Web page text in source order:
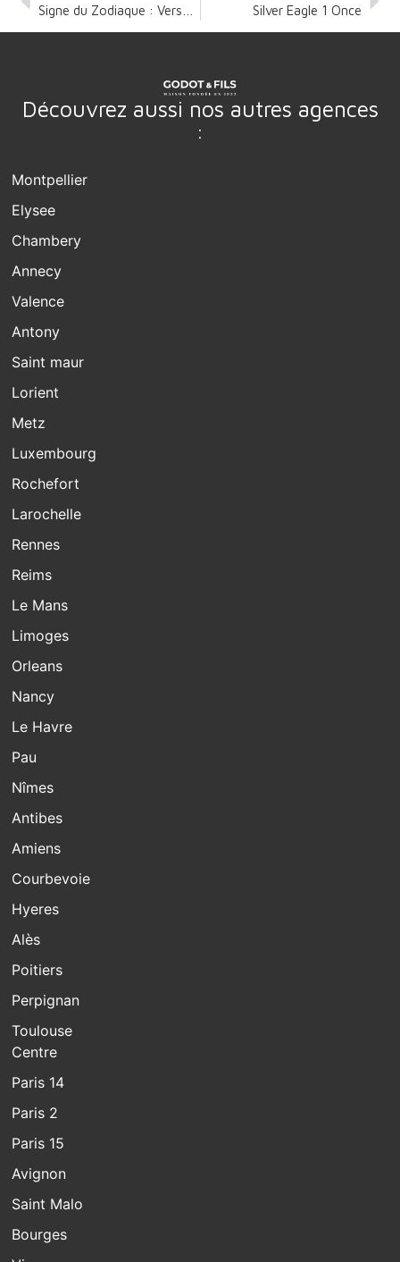
Silver Eagle 1 Once
Découvrez aussi nos autres agences
:
Montpellier
Elysee
Chambery
Annecy
Valence
Antony
Saint maur
Lorient
Metz
Luxembourg
Rochefort
Larochelle
Rennes
Reims
Le Mans
Limoges
Orleans
Nancy
Le Havre
Pau
Nîmes
Antibes
Amiens
Courbevoie
Hyeres
Alès
Poitiers
Perpignan
Toulouse
Centre
Paris 14
Paris 2
Paris 15
Avignon
Saint Malo
Bourges